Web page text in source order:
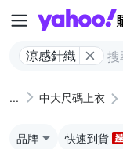
涼感針織
中大尺碼上衣
品牌 快速到貨